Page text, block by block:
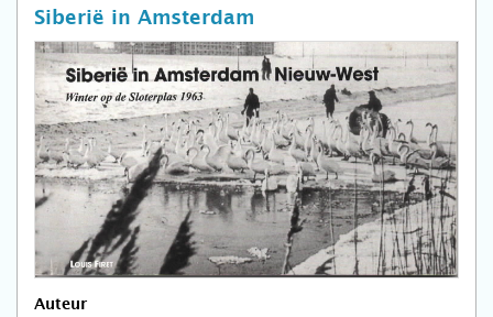
Siberië in Amsterdam
Auteur